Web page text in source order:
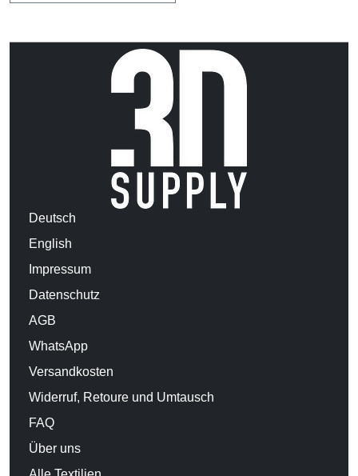
Deutsch
English
Impressum
Datenschutz
AGB
WhatsApp
Versandkosten
Widerruf, Retoure und Umtausch
FAQ
Über uns